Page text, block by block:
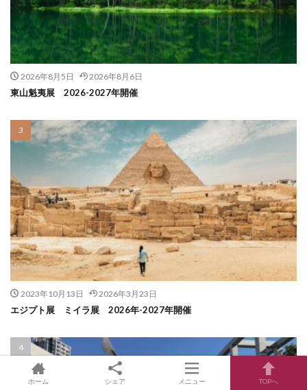
2026年8月5日 2026年8月6日
東山魁夷展 2026-2027年開催
2023年10月13日 2026年3月23日
エジプト展 ミイラ展 2026年-2027年開催
ホーム シェア メニュー TOPへ